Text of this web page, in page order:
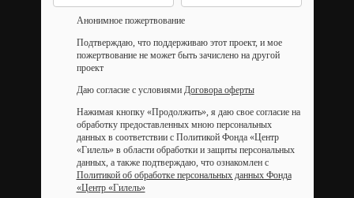
Анонимное пожертвование
Подтверждаю, что поддерживаю этот проект, и мое
пожертвование не может быть зачислено на другой
проект
Даю согласие с условиями Договора оферты
Нажимая кнопку «Продолжить», я даю свое согласие на
обработку предоставленных мною персональных
данных в соответствии с Политикой Фонда «Центр
«Гилель» в области обработки и защиты персональных
данных, а также подтверждаю, что ознакомлен с
Политикой об обработке персональных данных Фонда
«Центр «Гилель»